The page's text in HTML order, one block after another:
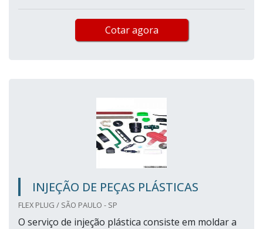
Cotar agora
INJEÇÃO DE PEÇAS PLÁSTICAS
FLEX PLUG / SÃO PAULO - SP
O serviço de injeção plástica consiste em moldar a